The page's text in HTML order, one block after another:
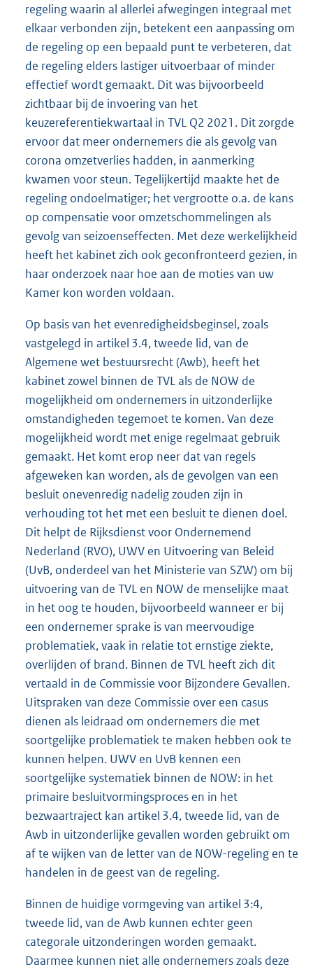
regeling waarin al allerlei afwegingen integraal met
elkaar verbonden zijn, betekent een aanpassing om
de regeling op een bepaald punt te verbeteren, dat
de regeling elders lastiger uitvoerbaar of minder
effectief wordt gemaakt. Dit was bijvoorbeeld
zichtbaar bij de invoering van het
keuzereferentiekwartaal in TVL Q2 2021. Dit zorgde
ervoor dat meer ondernemers die als gevolg van
corona omzetverlies hadden, in aanmerking
kwamen voor steun. Tegelijkertijd maakte het de
regeling ondoelmatiger; het vergrootte o.a. de kans
op compensatie voor omzetschommelingen als
gevolg van seizoenseffecten. Met deze werkelijkheid
heeft het kabinet zich ook geconfronteerd gezien, in
haar onderzoek naar hoe aan de moties van uw
Kamer kon worden voldaan.
Op basis van het evenredigheidsbeginsel, zoals
vastgelegd in artikel 3.4, tweede lid, van de
Algemene wet bestuursrecht (Awb), heeft het
kabinet zowel binnen de TVL als de NOW de
mogelijkheid om ondernemers in uitzonderlijke
omstandigheden tegemoet te komen. Van deze
mogelijkheid wordt met enige regelmaat gebruik
gemaakt. Het komt erop neer dat van regels
afgeweken kan worden, als de gevolgen van een
besluit onevenredig nadelig zouden zijn in
verhouding tot het met een besluit te dienen doel.
Dit helpt de Rijksdienst voor Ondernemend
Nederland (RVO), UWV en Uitvoering van Beleid
(UvB, onderdeel van het Ministerie van SZW) om bij
uitvoering van de TVL en NOW de menselijke maat
in het oog te houden, bijvoorbeeld wanneer er bij
een ondernemer sprake is van meervoudige
problematiek, vaak in relatie tot ernstige ziekte,
overlijden of brand. Binnen de TVL heeft zich dit
vertaald in de Commissie voor Bijzondere Gevallen.
Uitspraken van deze Commissie over een casus
dienen als leidraad om ondernemers die met
soortgelijke problematiek te maken hebben ook te
kunnen helpen. UWV en UvB kennen een
soortgelijke systematiek binnen de NOW: in het
primaire besluitvormingsproces en in het
bezwaartraject kan artikel 3.4, tweede lid, van de
Awb in uitzonderlijke gevallen worden gebruikt om
af te wijken van de letter van de NOW-regeling en te
handelen in de geest van de regeling.
Binnen de huidige vormgeving van artikel 3:4,
tweede lid, van de Awb kunnen echter geen
categorale uitzonderingen worden gemaakt.
Daarmee kunnen niet alle ondernemers zoals deze